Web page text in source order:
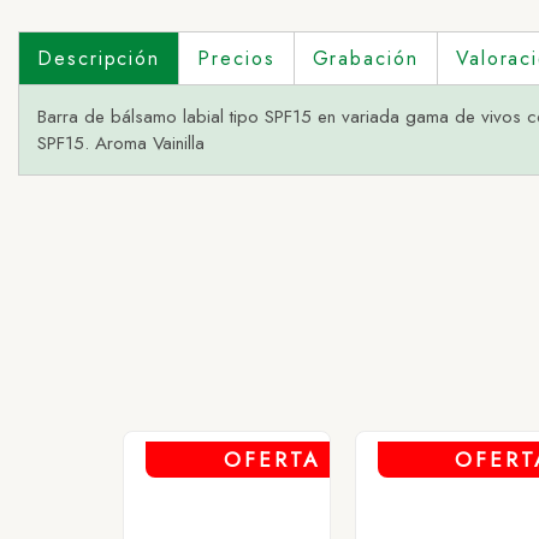
Descripción Precios Grabación
Barra de bálsamo labial tipo SPF15 en variada gama de vivos
SPF15. Aroma Vainilla
OFERTA